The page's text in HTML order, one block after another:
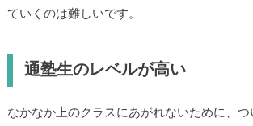
ていくのは難しいです。
通塾生のレベルが高い
なかなか上のクラスにあがれないために、